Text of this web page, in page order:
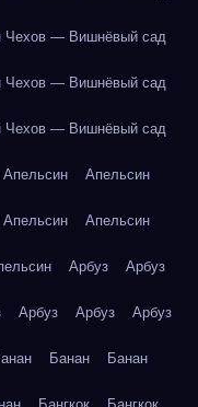
Чехов — Вишнёвый сад
Чехов — Вишнёвый сад
Чехов — Вишнёвый сад
Апельсин Апельсин
Апельсин Апельсин
Арбуз Арбуз
Арбуз Арбуз Арбуз
Банан Банан